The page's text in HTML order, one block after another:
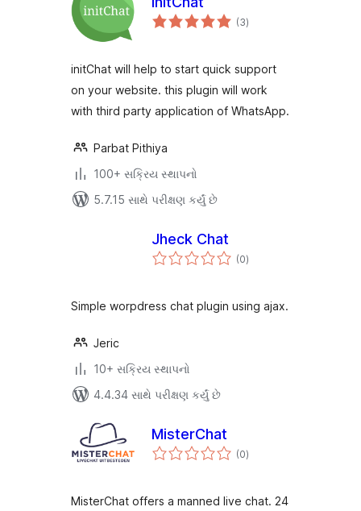
(3કુલ
રેટિંગ્સ
)
initChat will help to start quick support
on your website. this plugin will work
with third party application of WhatsApp.
Parbat Pithiya
100+ સક્રિય સ્થાપનો
5.7.15 સાથે પરીક્ષણ કર્યું છે
Jheck Chat
(0કુલ
રેટિંગ્સ
)
Simple worpdress chat plugin using ajax.
Jeric
10+ સક્રિય સ્થાપનો
4.4.34 સાથે પરીક્ષણ કર્યું છે
MisterChat
(0કુલ
રેટિંગ્સ
)
MisterChat offers a manned live chat. 24